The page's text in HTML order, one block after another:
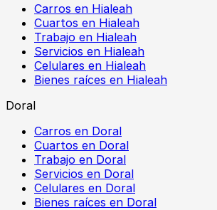
Carros en Hialeah
Cuartos en Hialeah
Trabajo en Hialeah
Servicios en Hialeah
Celulares en Hialeah
Bienes raíces en Hialeah
Doral
Carros en Doral
Cuartos en Doral
Trabajo en Doral
Servicios en Doral
Celulares en Doral
Bienes raíces en Doral